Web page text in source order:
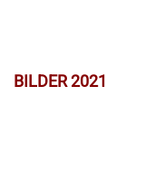
BILDER 2021